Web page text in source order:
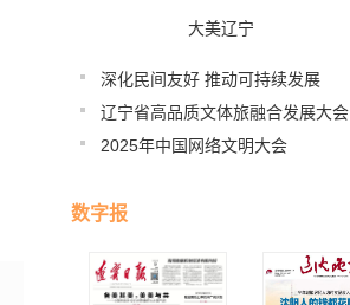
大美辽宁
深化民间友好 推动可持续发展
辽宁省高品质文体旅融合发展大会
2025年中国网络文明大会
数字报